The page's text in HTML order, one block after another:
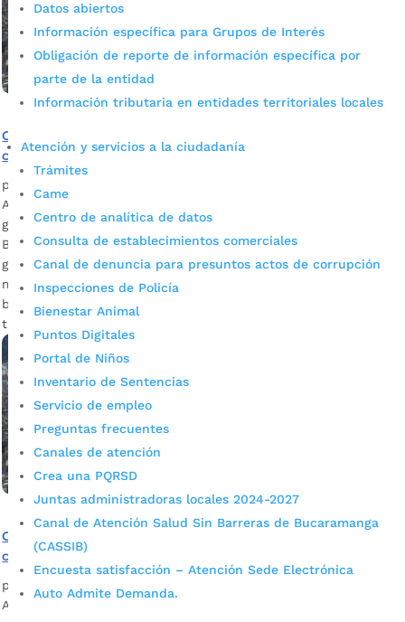
Datos abiertos
Información específica para Grupos de Interés
Obligación de reporte de información específica por
parte de la entidad
Información tributaria en entidades territoriales locales
Atención y servicios a la ciudadanía
Trámites
Came
Centro de analítica de datos
Consulta de establecimientos comerciales
Canal de denuncia para presuntos actos de corrupción
Inspecciones de Policía
Bienestar Animal
Puntos Digitales
Portal de Niños
Inventario de Sentencias
Servicio de empleo
Preguntas frecuentes
Canales de atención
Crea una PQRSD
Juntas administradoras locales 2024-2027
Canal de Atención Salud Sin Barreras de Bucaramanga
(CASSIB)
Encuesta satisfacción – Atención Sede Electrónica
Auto Admite Demanda.
Conozca los beneficios temporales de cartera para
contribuyentes de la valorización en Bucaramanga
por
Aproveche hasta el 20% de descuento en el pago del
gravamen inicial de la contribución. La Alcaldía de
Bucaramanga invita a los contribuyentes de la valorización
generada con el Plan vial ‘Bucaramanga competitiva para el
mejoramiento de la movilidad’, a aprovechar los siguientes
beneficios temporales de cartera para obligaciones
tributarias que establece el Decreto 161 […]
Conozca los beneficios temporales de cartera para
contribuyentes de la valorización en Bucaramanga
por Alcaldía de Bucaramanga
Aproveche hasta el 20% de descuento en el pago del